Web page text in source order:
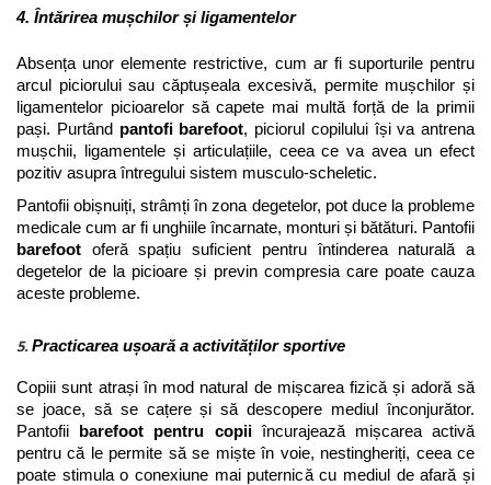
4. Întărirea mușchilor și ligamentelor
Absența unor elemente restrictive, cum ar fi suporturile pentru
arcul piciorului sau căptușeala excesivă, permite mușchilor și
ligamentelor picioarelor să capete mai multă forță de la primii
pași. Purtând pantofi barefoot, piciorul copilului își va antrena
mușchii, ligamentele și articulațiile, ceea ce va avea un efect
pozitiv asupra întregului sistem musculo-scheletic.
Pantofii obișnuiți, strâmți în zona degetelor, pot duce la probleme
barefoot oferă spațiu suficient pentru întinderea naturală a
degetelor de la picioare și previn compresia care poate cauza
aceste probleme.
5.Practicarea ușoară a activităților sportive
Copiii sunt atrași în mod natural de mișcarea fizică și adoră să
se joace, să se cațere și să descopere mediul înconjurător.
Pantofii
barefoot pentru copii încurajează mișcarea activă
pentru că le permite să se miște în voie, nestingheriți, ceea ce
poate stimula o conexiune mai puternică cu mediul de afară și